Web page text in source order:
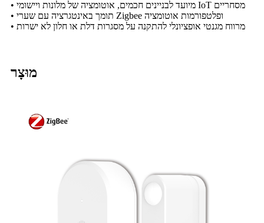
• מיועד לבניינים חכמים, אוטומציה של מלונות ויישומי IoT מסחריים
• תומך באינטגרציה עם שערי Zigbee ופלטפורמות אוטומציה
• מרווח מגנטי אופציונלי להתקנה על מסגרות דלת או חלון לא ישרות
מוּצָר